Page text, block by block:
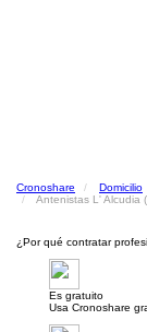
Cronoshare Domicilio
Antenistas L' Alcudia
¿Por qué contratar
Es gratuito
Usa Cronoshare